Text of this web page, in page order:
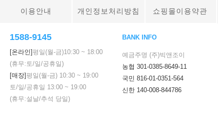
이용안내 개인정보처리방침 쇼핑몰이용약관
1588-9145
[온라인]평일(월-금)10:30 ~ 18:00
(휴무:토/일/공휴일)
[매장]평일(월-금) 10:30 ~ 19:00
토/일/공휴일 13:00 ~ 19:00
(휴무:설날/추석 당일)
BANK INFO
예금주명 (주)빅앤조이
농협 301-0385-8649-11
국민 816-01-0351-564
신한 140-008-844786